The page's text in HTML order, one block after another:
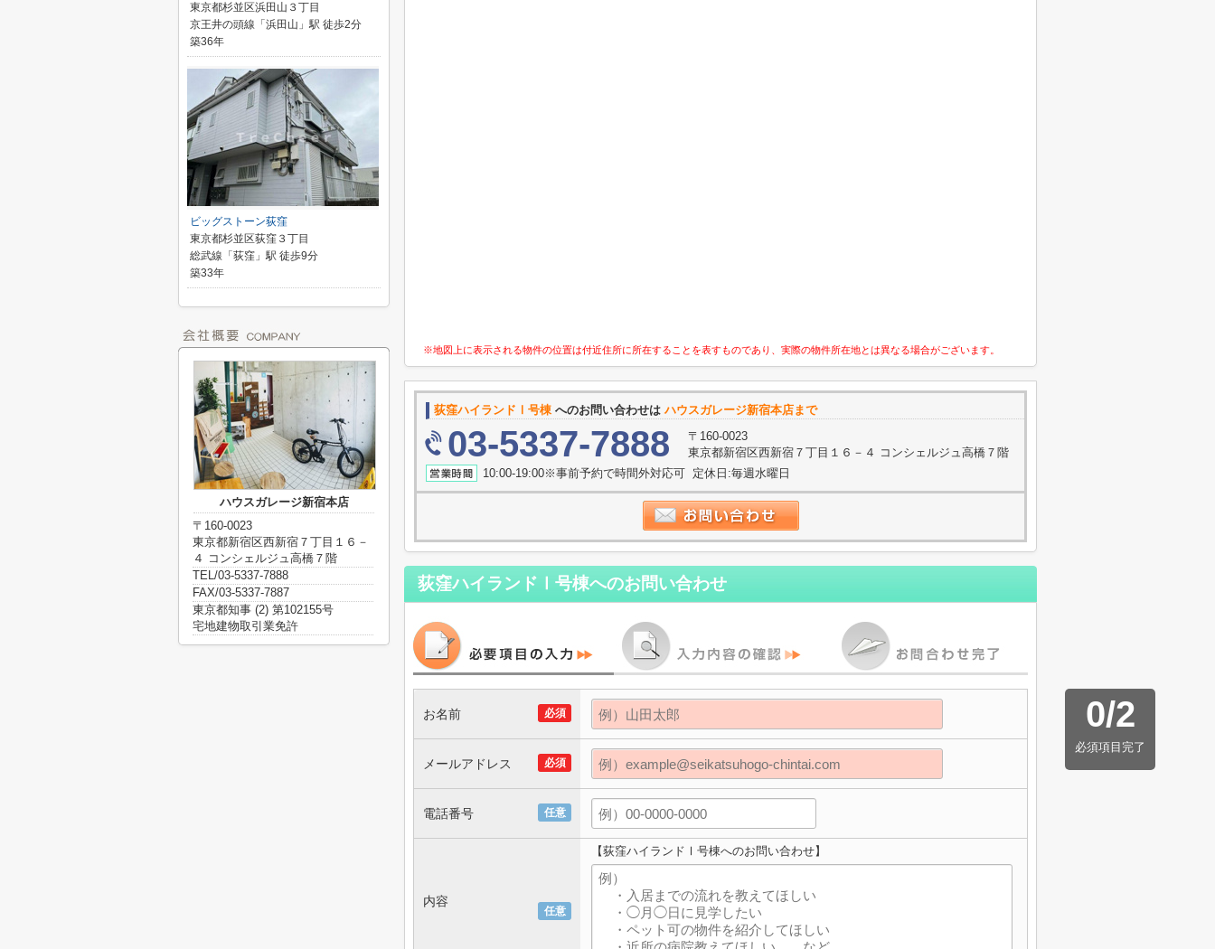
※地図上に表示される物件の位置は付近住所に所在することを表すものであり、実際の物件所在地とは異なる場合がございます。
荻窪ハイランドⅠ号棟 へのお問い合わせは ハウスガレージ新宿本店まで
03-5337-7888
〒160-0023
東京都新宿区西新宿７丁目１６－４ コンシェルジュ高橋７階
10:00-19:00※事前予約で時間外対応可 定休日:毎週水曜日
荻窪ハイランドⅠ号棟へのお問い合わせ
0/2
必須項目完了
必須
お名前
必須
メールアドレス
任意
電話番号
任意
内容
【荻窪ハイランドⅠ号棟へのお問い合わせ】
東京都杉並区浜田山３丁目
京王井の頭線「浜田山」駅 徒歩2分
築36年
ビッグストーン荻窪
東京都杉並区荻窪３丁目
総武線「荻窪」駅 徒歩9分
築33年
ハウスガレージ新宿本店
〒160-0023
東京都新宿区西新宿７丁目１６－
４ コンシェルジュ高橋７階
TEL/03-5337-7888
FAX/03-5337-7887
東京都知事 (2) 第102155号
宅地建物取引業免許